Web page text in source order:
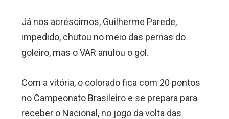
Já nos acréscimos, Guilherme Parede,
impedido, chutou no meio das pernas do
goleiro, mas o VAR anulou o gol.
Com a vitória, o colorado fica com 20 pontos
no Campeonato Brasileiro e se prepara para
receber o Nacional, no jogo da volta das